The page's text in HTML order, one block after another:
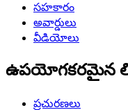
సహకారం
అవార్డులు
వీడియోలు
ఉపయోగకరమైన
ప్రచురణలు